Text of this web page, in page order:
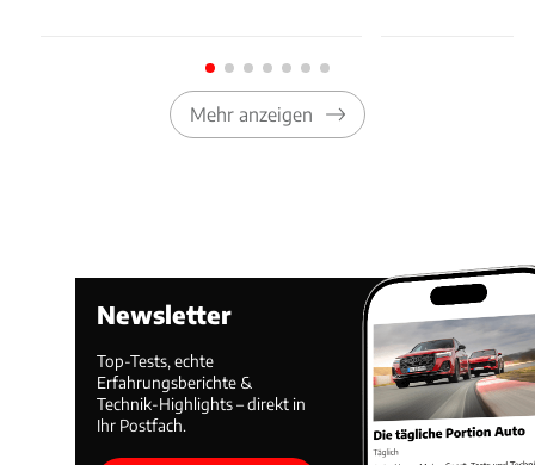
Mehr anzeigen
Newsletter
Top-Tests, echte
Erfahrungsberichte &
Technik-Highlights – direkt in
Ihr Postfach.